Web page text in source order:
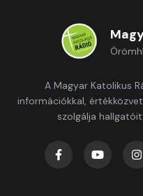
A Magyar Katolikus
információkkal,
szolgálja